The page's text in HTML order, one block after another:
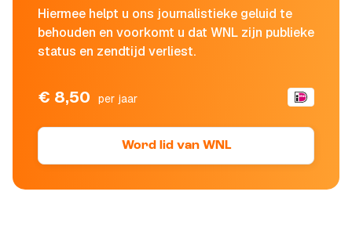
Hiermee helpt u ons journalistieke geluid te
behouden en voorkomt u dat WNL zijn publieke
status en zendtijd verliest.
€ 8,50 per jaar
Word lid van WNL